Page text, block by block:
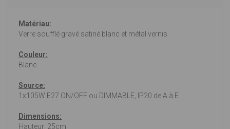
Matériau:
Verre soufflé gravé satiné blanc et métal vernis
Couleur:
Blanc
Source:
1x105W E27 ON/OFF ou DIMMABLE, IP20 de A à E
Dimensions:
Hauteur: 25cm